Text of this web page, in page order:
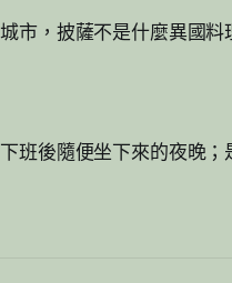
市，披薩不是什麼異國料
班後隨便坐下來的夜晚；